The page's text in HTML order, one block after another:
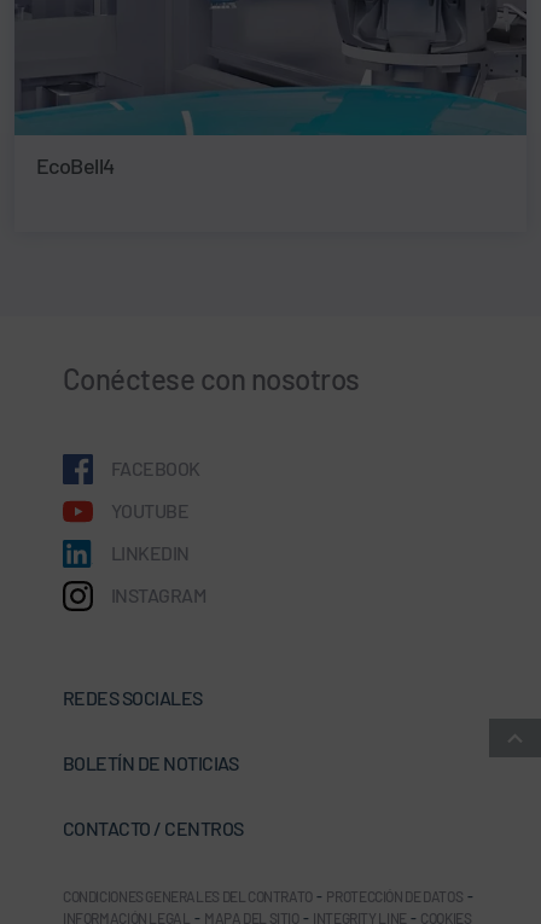
EcoBell4
Conéctese con nosotros
FACEBOOK
YOUTUBE
LINKEDIN
INSTAGRAM
REDES SOCIALES
BOLETÍN DE NOTICIAS
CONTACTO / CENTROS
CONDICIONES GENERALES DEL CONTRATO - PROTECCIÓN DE DATOS -
INFORMACIÓN LEGAL - MAPA DEL SITIO - INTEGRITY LINE - COOKIES